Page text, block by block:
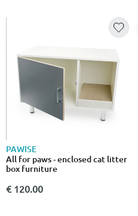
PAWISE
All for paws - enclosed cat litter
box furniture
€ 120.00